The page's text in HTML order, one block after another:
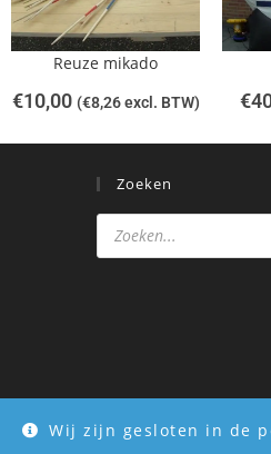
Wij zijn gesloten in de
Reuze mikado
€10,00 (€8,26excl. BTW) €
Zoeken